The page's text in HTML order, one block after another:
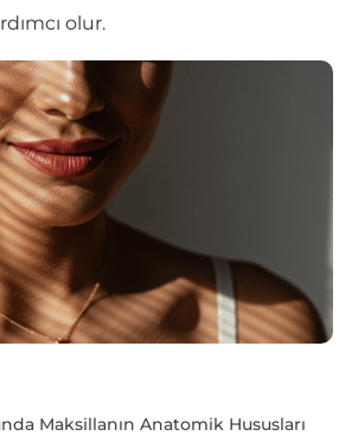
olur.
Maksillanın Anatomik Hususları